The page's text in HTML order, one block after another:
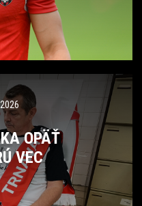
OPÄŤ
VEC